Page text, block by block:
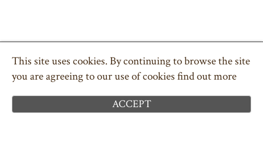
This site uses cookies. By continuing to browse the site
you are agreeing to our use of cookies find out more
POLITYKA PRYWATNOŚCI
CIASTECZKA ( COOKIES )
SITEMAP